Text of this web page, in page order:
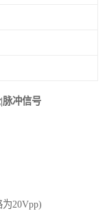
脉冲信号
20Vpp)